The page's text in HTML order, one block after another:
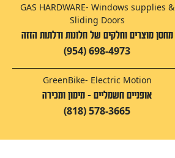
GAS HARDWARE- Windows supplies &
Sliding Doors
מחסן מוצרים וחלקים של חלונות ודלתות הזזה
(954) 698-4973
GreenBike- Electric Motion
אופניים חשמליים - מימון ומכירה
(818) 578-3665